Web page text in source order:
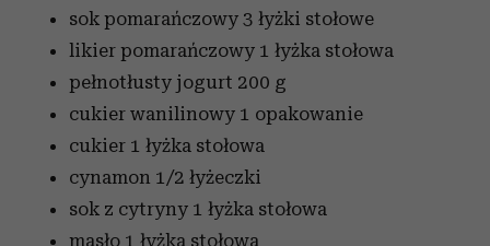
sok pomarańczowy 3 łyżki stołowe
likier pomarańczowy 1 łyżka stołowa
pełnotłusty jogurt 200 g
cukier wanilinowy 1 opakowanie
cukier 1 łyżka stołowa
cynamon 1/2 łyżeczki
sok z cytryny 1 łyżka stołowa
masło 1 łyżka stołowa